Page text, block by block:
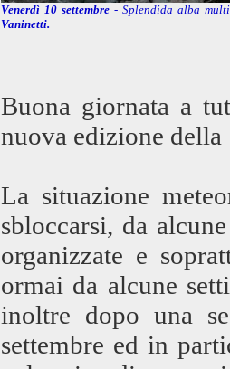
Venerdì 10 settembre - Splendida alba
Vaninetti.
Buona giornata a
nuova edizione della
La situazione
sbloccarsi, da
organizzate e
ormai da alcune
inoltre dopo una
settembre ed in